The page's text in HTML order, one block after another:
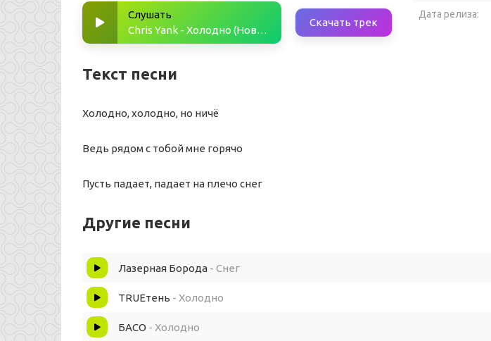
Слушать
Chris Yank - Холодно (Новогодняя версия)
Скачать трек
Дата релиза:
Текст песни
Холодно, холодно, но ничё
Ведь рядом с тобой мне горячо
Пусть падает, падает на плечо снег
Другие песни
Лазерная Борода - Снег
TRUEтень - Холодно
БАСО - Холодно